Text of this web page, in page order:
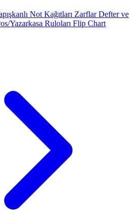
Not Kağıtları ZarflarDefter ve
Yazarkasa Ruloları Flip Chart